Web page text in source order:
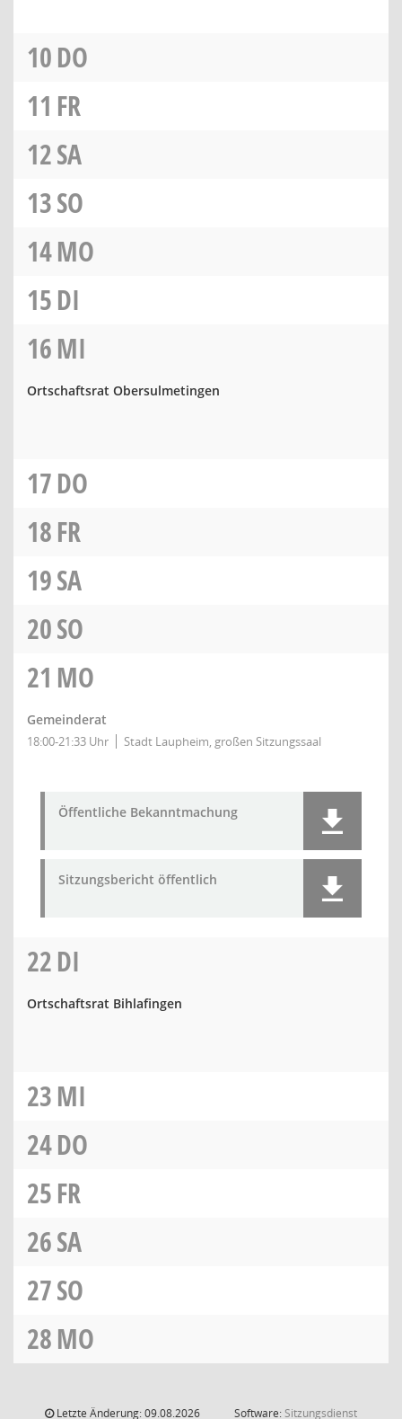
10DO
11 FR
12SA
13SO
14MO
15DI
16MI
Ortschaftsrat Obersulmetingen
17DO
18FR
19SA
20SO
21 MO
Gemeinderat
18:00-21:33 Uhr Stadt Laupheim, großen Sitzungssaal
Öffentliche Bekanntmachung
Sitzungsbericht öffentlich
22DI
Ortschaftsrat Bihlafingen
23MI
24DO
25FR
26SA
27SO
28MO
Letzte Änderung: 09.08.2026 Software: Sitzungsdienst